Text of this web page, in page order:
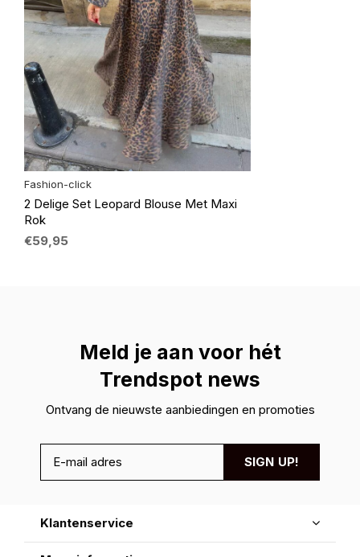
Fashion-click
2 Delige Set Leopard Blouse Met Maxi
Rok
€59,95
Meld je aan voor hét
Trendspot news
Ontvang de nieuwste aanbiedingen en promoties
SIGN UP!
Klantenservice